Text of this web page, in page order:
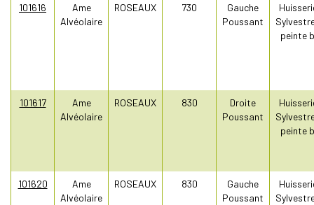
101616
Ame
Alvéolaire
ROSEAUX 730
Gauche
Poussant
peinte
101617
Ame
Alvéolaire
ROSEAUX 830
Droite
Poussant
peinte
101620
Ame
Alvéolaire
ROSEAUX 830
Gauche
Poussant